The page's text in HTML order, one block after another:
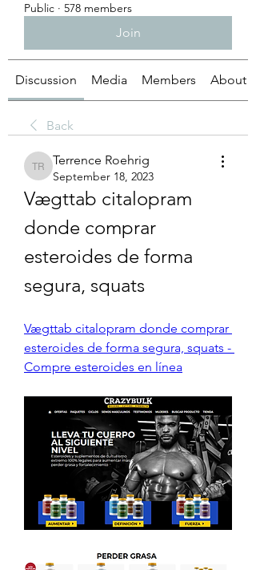
Public · 578 members
Join
Discussion Media Members About
Back
Terrence Roehrig
Terrence Roehrig
September 18, 2023
Vægttab citalopram
donde comprar
esteroides de forma
segura, squats
Vægttab citalopram donde comprar
esteroides de forma segura, squats -
Compre esteroides en línea